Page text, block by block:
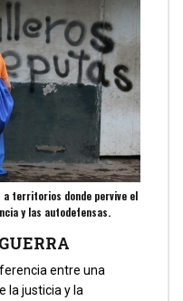
a territorios donde pervive el
y las autodefensas.
entre una
la justicia y la